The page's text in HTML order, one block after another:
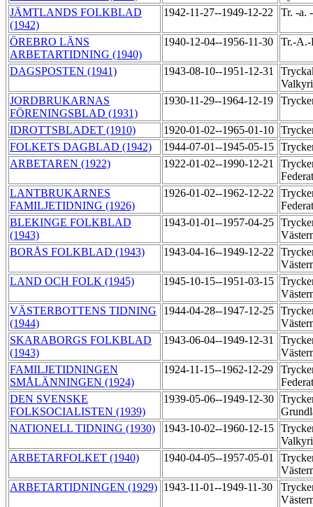
JÄMTLANDS FOLKBLAD
(1942)
1942-11-27--1949-12-22 Tr. -a.
ÖREBRO LÄNS
ARBETARTIDNING (1940)
1940-12-04--1956-11-30 Tr.-A.-
DAGSPOSTEN (1941) 1943-08-10--1951-12-31
JORDBRUKARNAS
FÖRENINGSBLAD (1931)
1930-11-29--1964-12-19
IDROTTSBLADET (1910) 1920-01-02--1965-01-10
FOLKETS DAGBLAD (1942)
1944-07-01--1945-05-15
ARBETAREN (1922)
1922-01-02--1990-12-21
LANTBRUKARNES
FAMILJETIDNING (1926)
1926-01-02--1962-12-22
BLEKINGE FOLKBLAD
(1943)
1943-01-01--1957-04-25
BORÅS FOLKBLAD (1943)
1943-04-16--1949-12-22
LAND OCH FOLK (1945)
1945-10-15--1951-03-15
VÄSTERBOTTENS TIDNING
(1944)
1944-04-28--1947-12-25
SKARABORGS FOLKBLAD
(1943)
1943-06-04--1949-12-31
FAMILJETIDNINGEN
SMÅLÄNNINGEN (1924)
1924-11-15--1962-12-29
DEN SVENSKE
FOLKSOCIALISTEN (1939)
1939-05-06--1949-12-30
NATIONELL TIDNING (1930)
1943-10-02--1960-12-15
ARBETARFOLKET (1940)
1940-04-05--1957-05-01
ARBETARTIDNINGEN (1929) 1943-11-01--1949-11-30